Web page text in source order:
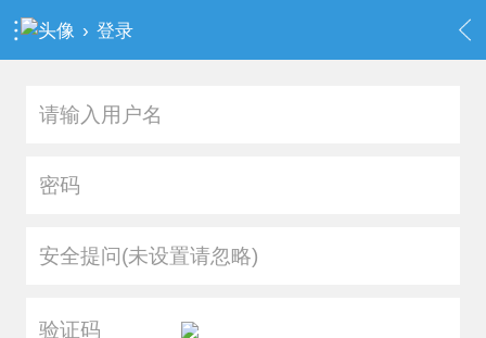
› 登录
安全提问(未设置请忽略)